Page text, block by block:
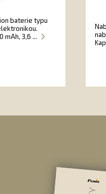
baterie typu
mAh, 3,6 ...